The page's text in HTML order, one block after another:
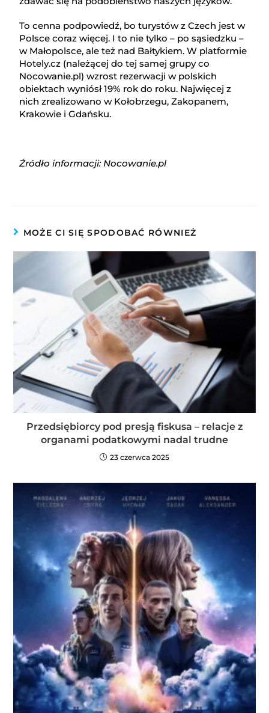
To cenna podpowiedź, bo turystów z Czech jest w
Polsce coraz więcej. I to nie tylko – po sąsiedzku –
w Małopolsce, ale też nad Bałtykiem. W platformie
Hotely.cz (należącej do tej samej grupy co
Nocowanie.pl) wzrost rezerwacji w polskich
obiektach wyniósł 19% rok do roku. Najwięcej z
nich zrealizowano w Kołobrzegu, Zakopanem,
Krakowie i Gdańsku.
Źródło informacji: Nocowanie.pl
MOŻE CI SIĘ SPODOBAĆ RÓWNIEŻ
Przedsiębiorcy pod presją fiskusa – relacje z
organami podatkowymi nadal trudne
23 czerwca 2025